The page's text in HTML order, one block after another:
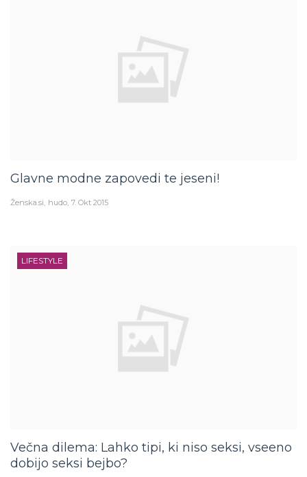
Glavne modne zapovedi te jeseni!
Ženska.si hudo 7. Okt 2015
LIFESTYLE
Večna dilema: Lahko tipi, ki niso seksi, vseeno
dobijo seksi bejbo?